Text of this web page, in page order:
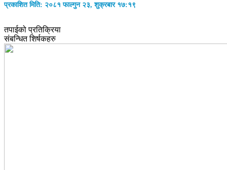
प्रकाशित मिति: २०८१ फाल्गुन २३, शुक्रबार १७:१९
तपाईको प्रतिक्रिया
संबन्धित शिर्षकहरु